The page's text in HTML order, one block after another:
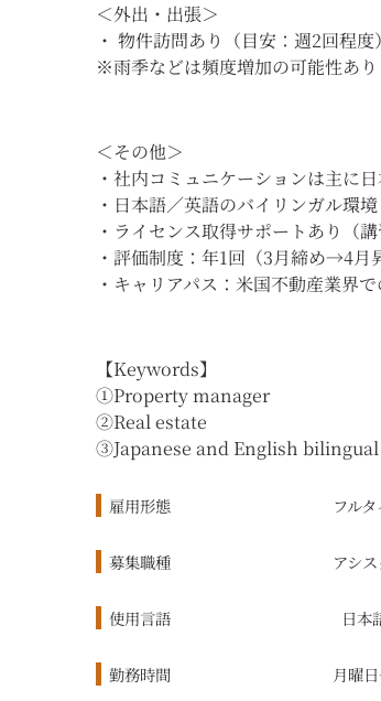
＜外出・出張＞
・ 物件訪問あり（目安：週2回程度）
※雨季などは頻度増加の可能性あり
＜その他＞
・社内コミュニケーションは主に
・日本語／英語のバイリンガル環境
・ライセンス取得サポートあり（
・評価制度：年1回（3月締め→4月
・キャリアパス：米国不動産業界
【Keywords】
①Property manager
②Real estate
③Japanese and English bilingual
雇用形態 フル
募集職種 アシ
使用言語 日本
勤務時間 月曜